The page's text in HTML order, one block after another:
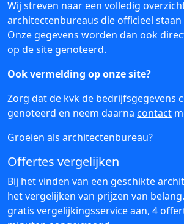
Wij streven naar een volledig
architectenbureaus die officieel staan
Onze gegevens worden dan ook
op de site genoteerd.
Ook vermelding op onze site?
Zorg dat de kvk de bedrijfsgegevens
genoteerd en neem daarna contact
Groeien als architectenbureau?
Offertes vergelijken
Bij het vinden van een geschikte
het vergelijken van prijzen van
gratis vergelijkingsservice aan, 4